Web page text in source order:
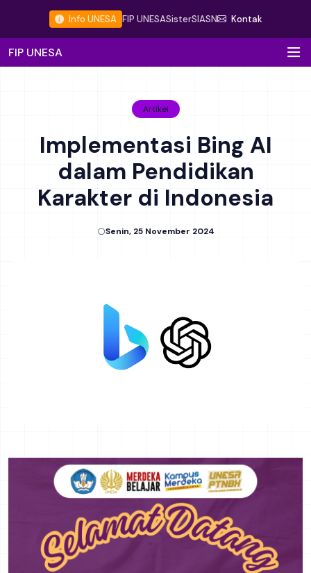
Info UNESA FIP UNESASisterSIASN Kontak
FIP UNESA
Artikel
Implementasi Bing AI
dalam Pendidikan
Karakter di Indonesia
Senin, 25 November 2024